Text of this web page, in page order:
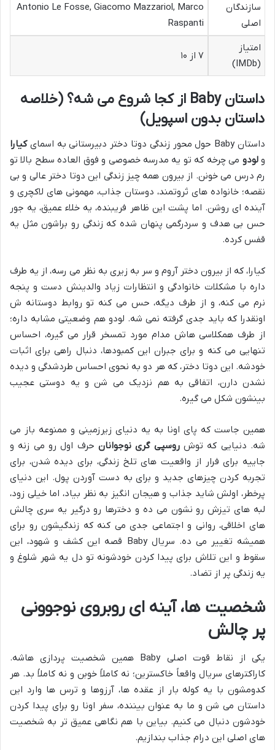
سازندگان
اصلی
Antonio Le Fosse, Giacomo Mazzariol, Marco
Raspanti
امتیاز
(IMDb)
۷ از ۱۰
داستان Baby از کجا شروع می شه؟ (خلاصه
داستان بدون اسپویل)
داستان Baby حول محور زندگی دوتا دختر دبیرستانی به اسمای
کیارا
ولودو می چرخه که تو یه مدرسه خصوصی و فوق العاده سطح بالا تو
رم درس می خونن. از بیرون همه چیز زندگی این دوتا دختر عالی و بی
نقصه؛ خانواده های ثروتمند، دوستان جذاب، مهمونی های لاکچری و
آینده ای روشن. اما پشت این ظاهر فریبنده، یه خلاء عمیق، یه جور
حس بی هدف و سردرگمی پنهان شده که زندگی رو براشون مثل یه
قفس کرده.
کیارا، که از بیرون دختر آروم و سر به زیری به نظر می رسه، از یه طرف
داره با مشکلات خانوادگی و انتظارات زیاد والدینش دست و پنجه
نرم می کنه، و از طرف دیگه، حس می کنه تو روابط دوستانه ش
اونقدرا که باید جدی گرفته نمی شه. لودو هم وضعیتی مشابه داره؛
از طرف همکلاسی هاش مدام مورد تمسخر قرار می گیره، احساس
تنهایی می کنه و برای جبران این کمبودها، دنبال راهی برای اثبات
خودشه. این دوتا دختر، که هر دو به نحوی احساس طردشدگی و دیده
نشدن دارن، اتفاقی به هم نزدیک می شن و یه دوستی عجیب
بینشون شکل می گیره.
همین جاست که پای اونا به یه دنیای زیرزمینی و ممنوعه باز می
شه. دنیایی که توشروسپی گری نوجوانان حرف اول رو می زنه و
جاییه برای فرار از واقعیت های تلخ زندگی، برای دیده شدن، برای
تجربه کردن چیزهای جدید و برای به دست آوردن پول. این دنیای
پرخطر، اولش شاید جذاب و هیجان انگیز به نظر بیاد، اما خیلی زود،
لبه های تیزش رو نشون می ده و دخترها رو درگیر یه سری چالش
های اخلاقی، روانی و اجتماعی جدی می کنه که زندگیشون رو برای
همیشه تغییر می ده. سریال Baby قصه این کشف و شهود، این
سقوط و این تلاش برای پیدا کردن خودشونه تو دل یه شهر شلوغ و
یه زندگی پر از تضاد.
شخصیت ها، آینه ای روبروی نوجوونی
پر چالش
یکی از نقاط قوت اصلی Baby همین شخصیت پردازی هاشه.
کاراکترهای سریال واقعاً خاکسترین؛ نه کاملاً خوبن و نه کاملاً بد. هر
کدومشون با یه کوله بار از عقده ها، آرزوها و ترس ها وارد این
داستان می شن و ما به عنوان بیننده، سفر اونا رو برای پیدا کردن
خودشون دنبال می کنیم. بیاین با هم نگاهی عمیق تر به شخصیت
های اصلی این درام جذاب بندازیم.